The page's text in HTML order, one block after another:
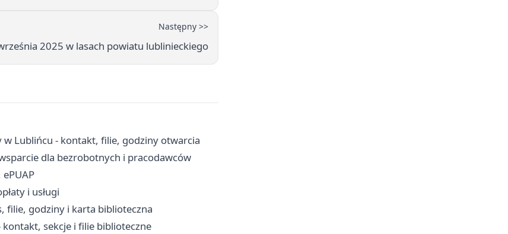
Następny >>
2025 w lasach powiatu lublinieckiego
Lublińcu - kontakt, filie, godziny otwarcia
dla bezrobotnych i pracodawców
i usługi
filie, godziny i karta biblioteczna
sekcje i filie biblioteczne